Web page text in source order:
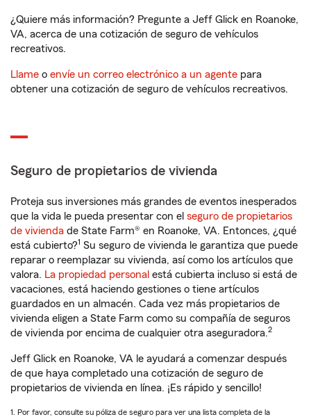
¿Quiere más información? Pregunte a Jeff Glick en Roanoke,
VA, acerca de una cotización de seguro de vehículos
recreativos.
Llame o envíe un correo electrónico a un agente para
obtener una cotización de seguro de vehículos recreativos.
Seguro de propietarios de vivienda
Proteja sus inversiones más grandes de eventos inesperados
que la vida le pueda presentar con el seguro de propietarios
de vivienda de State Farm® en Roanoke, VA. Entonces, ¿qué
está cubierto?1 Su seguro de vivienda le garantiza que puede
reparar o reemplazar su vivienda, así como los artículos que
valora. La propiedad personal está cubierta incluso si está de
vacaciones, está haciendo gestiones o tiene artículos
guardados en un almacén. Cada vez más propietarios de
vivienda eligen a State Farm como su compañía de seguros
de vivienda por encima de cualquier otra aseguradora.2
Jeff Glick en Roanoke, VA le ayudará a comenzar después
de que haya completado una cotización de seguro de
propietarios de vivienda en línea. ¡Es rápido y sencillo!
1. Por favor, consulte su póliza de seguro para ver una lista completa de la